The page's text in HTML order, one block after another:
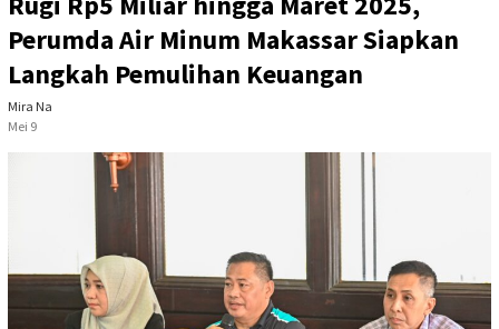
Perumda Air Minum Makassar Siapkan
Langkah Pemulihan Keuangan
Mira Na
Mei 9